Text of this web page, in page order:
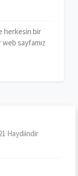
herkesin bir
sayfamız
Haydiindir